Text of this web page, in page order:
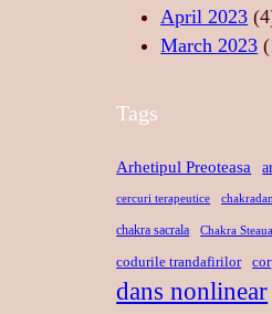
April 2023
March 2023
Tags
Arhetipul Preoteasa
cercuri terapeutice
chakra sacrala Chakra
codurile trandafirilor
dans nonlinear